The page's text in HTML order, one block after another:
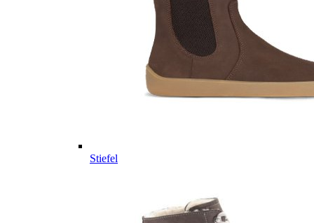
Stiefel